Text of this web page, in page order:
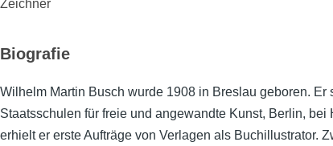
Zeichner
Biografie
Wilhelm Martin Busch wurde 1908 in Breslau geboren.
Staatsschulen für freie und angewandte Kunst, Berlin,
erhielt er erste Aufträge von Verlagen als Buchillustrator.